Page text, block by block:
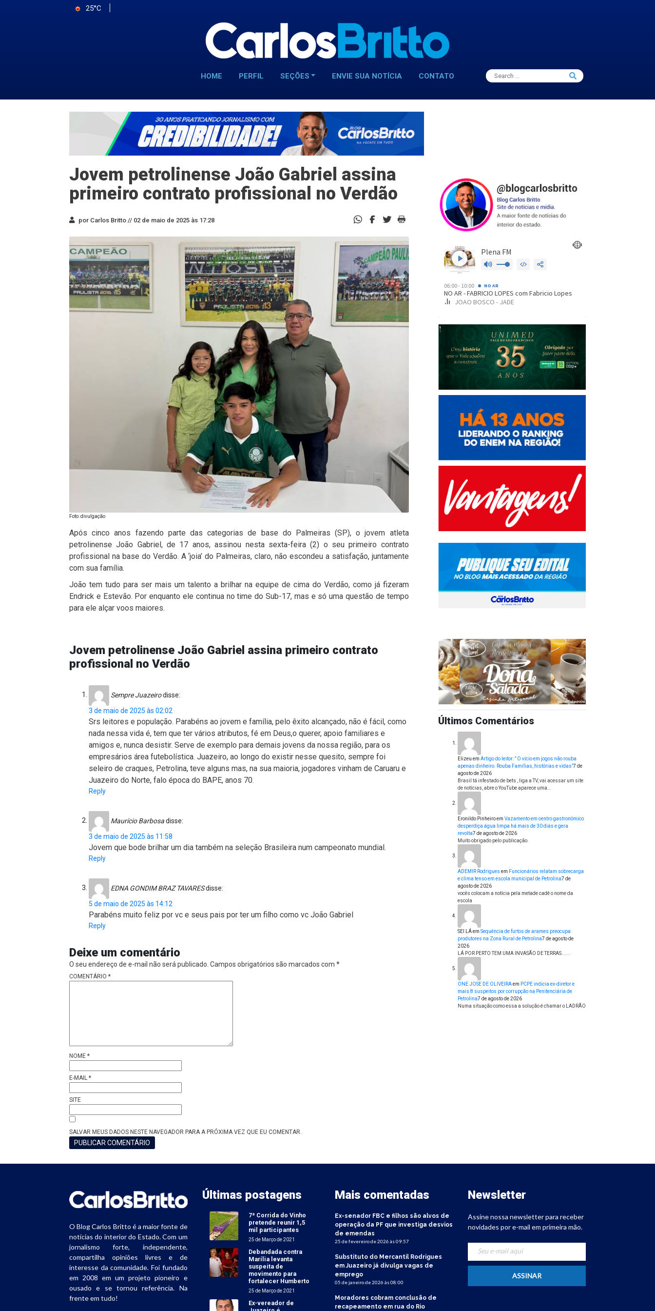
25°C
HOME PERFIL SEÇÕES ENVIE SUA NOTÍCIA CONTATO
Search
for:
Search
Jovem petrolinense João Gabriel assina
primeiro contrato profissional no Verdão
por Carlos Britto // 02 de maio de 2025 às 17:28
Foto: divulgação
Após cinco anos fazendo parte das categorias de base do Palmeiras (SP), o jovem atleta
petrolinense João Gabriel, de 17 anos, assinou nesta sexta-feira (2) o seu primeiro contrato
profissional na base do Verdão. A ‘joia’ do Palmeiras, claro, não escondeu a satisfação, juntamente
com sua família.
João tem tudo para ser mais um talento a brilhar na equipe de cima do Verdão, como já fizeram
Endrick e Estevão. Por enquanto ele continua no time do Sub-17, mas e só uma questão de tempo
para ele alçar voos maiores.
Jovem petrolinense João Gabriel assina primeiro contrato
profissional no Verdão
Sempre Juazeirodisse:
3 de maio de 2025 às 02:02
Srs leitores e população. Parabéns ao jovem e família, pelo êxito alcançado, não é fácil, como
nada nessa vida é, tem que ter vários atributos, fé em Deus,o querer, apoio familiares e
amigos e, nunca desistir. Serve de exemplo para demais jovens da nossa região, para os
empresários área futebolística. Juazeiro, ao longo do existir nesse quesito, sempre foi
seleiro de craques, Petrolina, teve alguns mas, na sua maioria, jogadores vinham de Caruaru e
Juazeiro do Norte, falo época do BAPE, anos 70.
Reply
Maurício Barbosadisse:
3 de maio de 2025 às 11:58
Jovem que bode brilhar um dia também na seleção Brasileira num campeonato mundial.
Reply
EDNA GONDIM BRAZ TAVARESdisse:
5 de maio de 2025 às 14:12
Parabéns muito feliz por vc e seus pais por ter um filho como vc João Gabriel
Reply
Deixe um comentário
O seu endereço de e-mail não será publicado. Campos obrigatórios são marcados com *
COMENTÁRIO *
NOME *
E-MAIL *
SITE
SALVAR MEUS DADOS NESTE NAVEGADOR PARA A PRÓXIMA VEZ QUE EU COMENTAR.
Últimos Comentários
Elizeu em Artigo do leitor: ” O vício em jogos não rouba
apenas dinheiro. Rouba Famílias, histórias e vidas”7 de
agosto de 2026
Brasil tá infestado de bets , liga a TV, vai acessar um site
de notícias, abre o YouTube aparece uma…
Eronildo Pinheiroem Vazamento em centro gastronômico
desperdiça água limpa há mais de 30 dias e gera
revolta7 de agosto de 2026
Muito obrigado pelo publicação.
ADEMIR Rodrigues em Funcionários relatam sobrecarga
e clima tenso em escola municipal de Petrolina7 de
agosto de 2026
vocês colocam a notícia pela metade cadê o nome da
escola
SEI LÁem Sequência de furtos de arames preocupa
produtores na Zona Rural de Petrolina7 de agosto de
2026
LÁ POR PERTO TEM UMA INVASÃO DE TERRAS......
ONE JOSE DE OLIVEIRAem PCPE indicia ex-diretor e
mais 8 suspeitos por corrupção na Penitenciária de
Petrolina7 de agosto de 2026
Numa situação como essa a solução é chamar o LADRÃO
O Blog Carlos Britto é a maior fonte de
notícias do interior do Estado. Com um
jornalismo forte, independente,
compartilha opiniões livres e de
interesse da comunidade. Foi fundado
em 2008 em um projeto pioneiro e
ousado e se tornou referência. Na
frente em tudo!
Últimas postagens
7ª Corrida do Vinho
pretende reunir 1,5
mil participantes
25 de Março de 2021
Debandada contra
Marília levanta
suspeita de
movimento para
fortalecer Humberto
25 de Março de 2021
Ex-vereador de
Mais comentadas
Ex-senador FBC e filhos são alvos de
operação da PF que investiga desvios
de emendas
25 de fevereiro de 2026 às 09:57
Substituto do Mercantil Rodrigues
em Juazeiro já divulga vagas de
emprego
05 de janeiro de 2026 às 08:00
Moradores cobram conclusão de
recapeamento em rua do Rio
Newsletter
Assine nossa newsletter para receber
novidades por e-mail em primeira mão.